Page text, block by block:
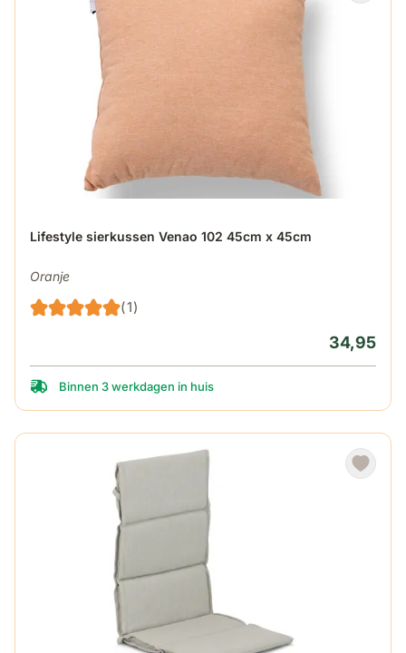
Lifestyle sierkussen Venao 102 45cm x 45cm
Oranje
(1)
34,95
Binnen 3 werkdagen in huis